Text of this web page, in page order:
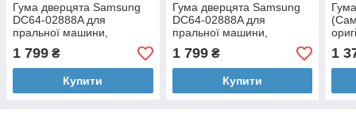
Гума дверцята Samsung
DC64-02888A для
пральної машини,
оригінал
1 799 ₴
Купити
Гума дверцята Samsung
DC64-02888A для
пральної машини,
оригінал
1 799₴
Купити
1